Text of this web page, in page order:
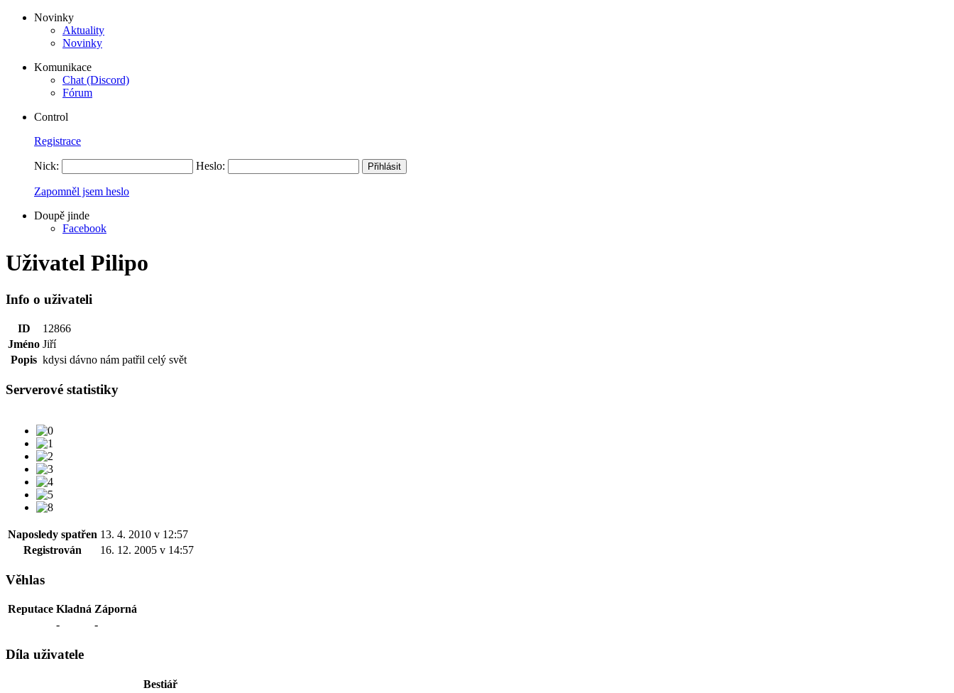
Novinky
Aktuality
Novinky
Komunikace
Chat (Discord)
Fórum
Control
Registrace
Nick: Heslo:
Zapomněl jsem heslo
Doupě jinde
Facebook
Uživatel Pilipo
Info o uživateli
ID
12866
Jméno Jiří
Popis kdysi dávno nám patřil celý svět
Serverové statistiky
Naposledy spatřen 13. 4. 2010 v 12:57
Registrován
16. 12. 2005 v 14:57
Věhlas
Reputace Kladná Záporná
-
-
Díla uživatele
Bestiář